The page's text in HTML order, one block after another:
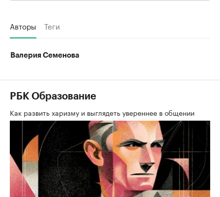
Авторы Теги
Валерия Семенова
РБК Образование
Как развить харизму и выглядеть увереннее в общении